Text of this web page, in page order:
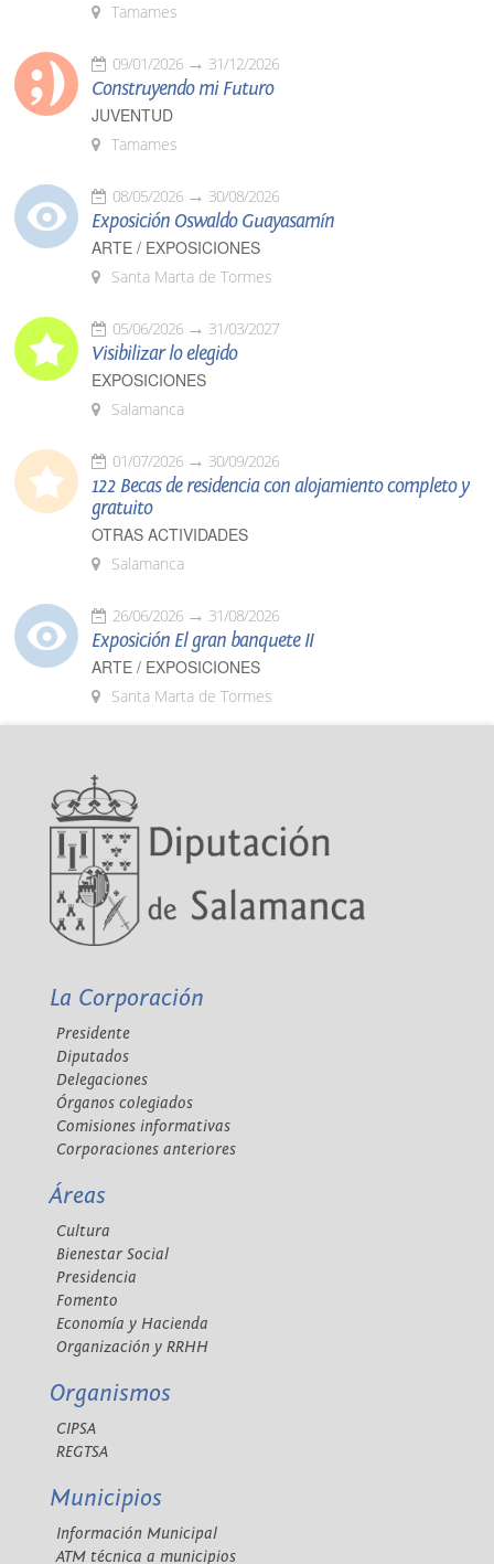
Tamames
09/01/2026 31/12/2026
Construyendo mi Futuro
JUVENTUD
Tamames
08/05/2026 30/08/2026
Exposición Oswaldo Guayasamín
ARTE / EXPOSICIONES
Santa Marta de Tormes
05/06/2026 31/03/2027
Visibilizar lo elegido
EXPOSICIONES
Salamanca
01/07/2026 30/09/2026
122 Becas de residencia con alojamiento completo y
gratuito
OTRAS ACTIVIDADES
Salamanca
26/06/2026 31/08/2026
Exposición El gran banquete II
ARTE / EXPOSICIONES
Santa Marta de Tormes
La Corporación
Presidente
Diputados
Delegaciones
Órganos colegiados
Comisiones informativas
Corporaciones anteriores
Áreas
Cultura
Bienestar Social
Presidencia
Fomento
Economía y Hacienda
Organización y RRHH
Organismos
CIPSA
REGTSA
Municipios
Información Municipal
ATM técnica a municipios